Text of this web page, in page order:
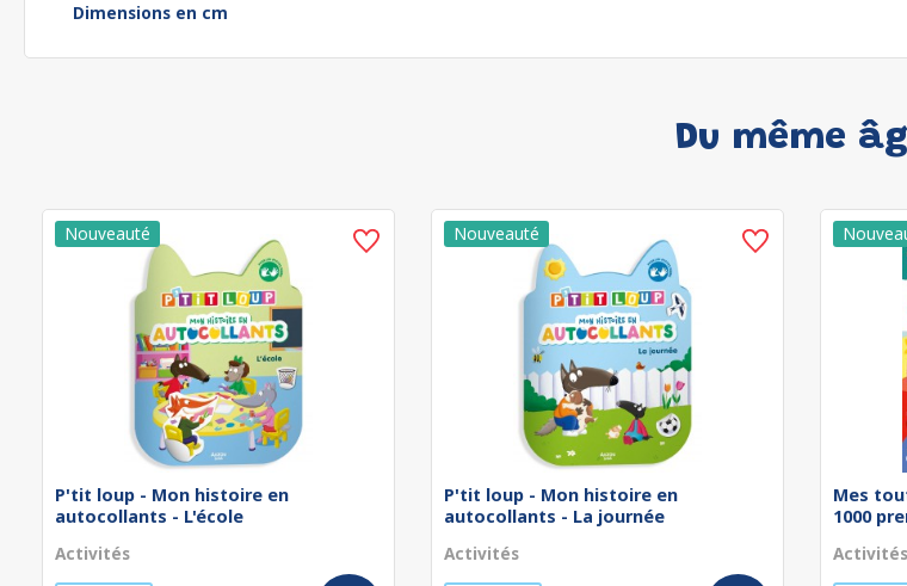
Dimensions en cm
Du même
P'tit loup - Mon histoire en
autocollants - L'école
Activités
P'tit loup - Mon histoire en
autocollants - La journée
Activités
Mes
1000
Activités